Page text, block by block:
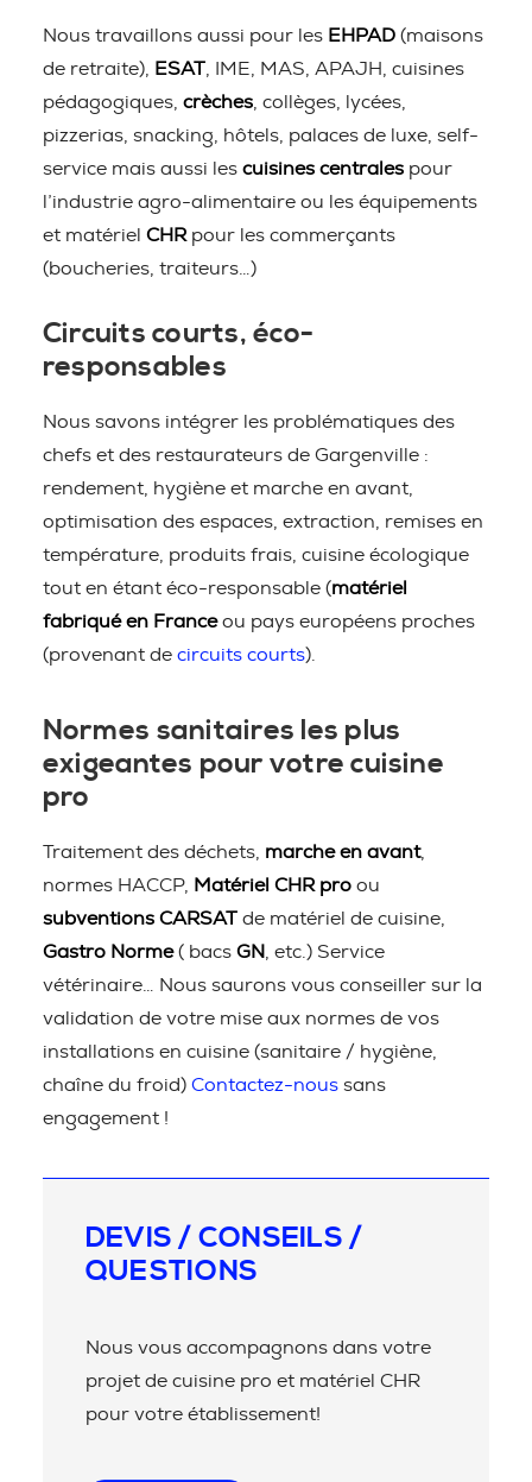
Nous travaillons aussi pour les EHPAD (maisons
de retraite),
ESAT , IME, MAS, APAJH, cuisines
pédagogiques, crèches , collèges, lycées,
pizzerias, snacking, hôtels, palaces de luxe, self-
service mais aussi les cuisines centrales pour
l’industrie agro-alimentaire ou les équipements
et matériel CHR pour les commerçants
(boucheries, traiteurs…)
Circuits courts, éco-
responsables
Nous savons intégrer les problématiques des
chefs et des restaurateurs de Gargenville :
rendement, hygiène et marche en avant,
optimisation des espaces, extraction, remises en
température, produits frais, cuisine écologique
tout en étant éco-responsable (matériel
fabriqué en Franceou pays européens proches
(provenant de circuits courts).
Normes sanitaires les plus
exigeantes pour votre cuisine
pro
Traitement des déchets, marche en avant,
normes HACCP,
Matériel CHR pro ou
subventions CARSAT de matériel de cuisine,
Gastro Norme( bacs GN
, etc.) Service
vétérinaire… Nous saurons vous conseiller sur la
validation de votre mise aux normes de vos
installations en cuisine (sanitaire / hygiène,
chaîne du froid) Contactez-nous sans
engagement !
DEVIS / CONSEILS /
QUESTIONS
Nous vous accompagnons dans votre
projet de cuisine pro et matériel CHR
pour votre établissement!